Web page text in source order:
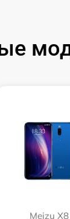
Meizu X8